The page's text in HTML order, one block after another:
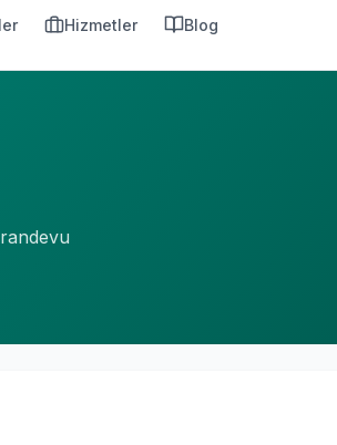
Hizmetler Blog